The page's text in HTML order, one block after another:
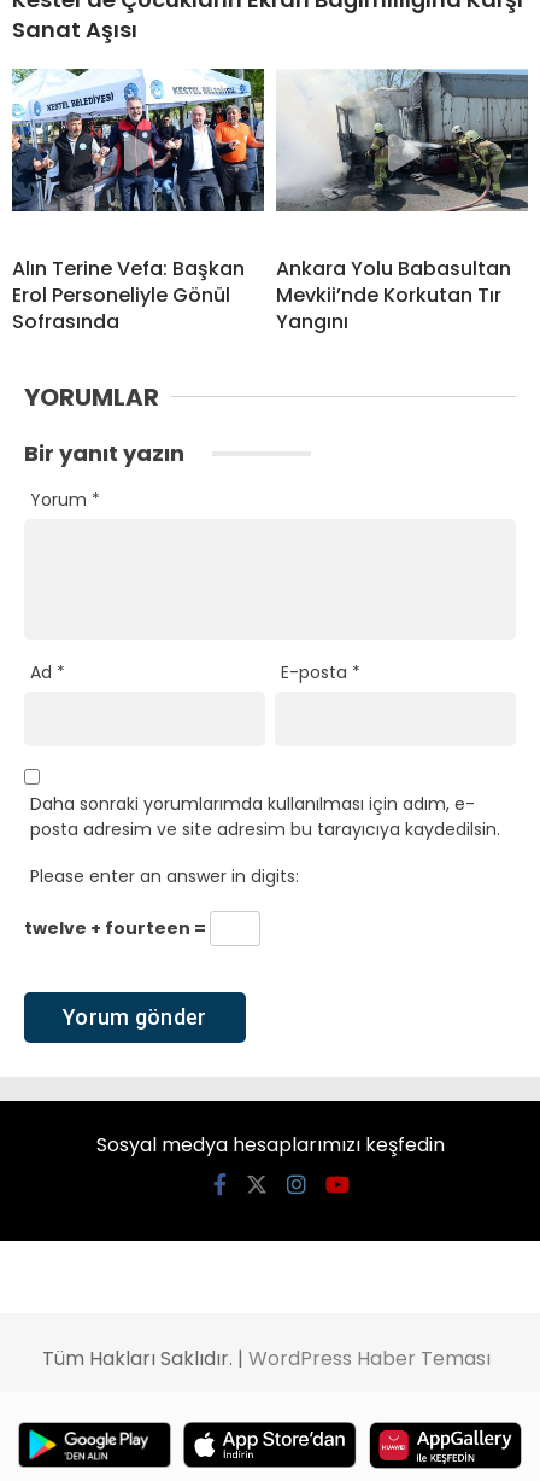
Sanat Aşısı
Alın Terine Vefa: Başkan
Erol Personeliyle Gönül
Sofrasında
Ankara Yolu Babasultan
Mevkii’nde Korkutan Tır
Yangını
YORUMLAR
Bir yanıt yazın
Yorum *
Ad * E-posta *
Daha sonraki yorumlarımda kullanılması için adım, e-
posta adresim ve site adresim bu tarayıcıya kaydedilsin.
Please enter an answer in digits:
twelve + fourteen =
Sosyal medya hesaplarımızı keşfedin
Tüm Hakları Saklıdır. | WordPress Haber Teması